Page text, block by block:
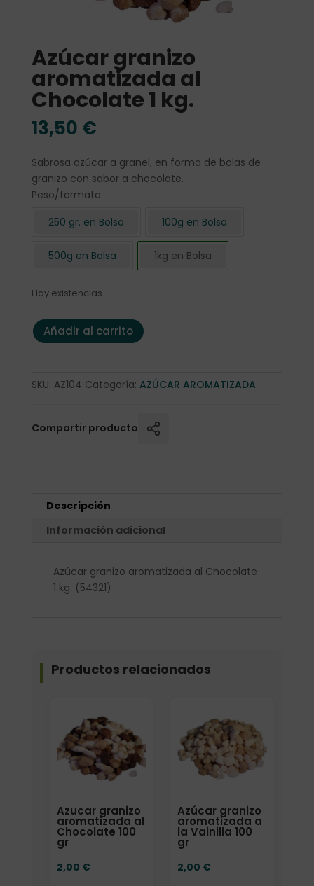
Azúcar granizo
aromatizada al
Chocolate 1 kg.
13,50 €
Sabrosa azúcar a granel, en forma de bolas de
granizo con sabor a chocolate.
Peso/formato
250 gr. en Bolsa
100g en Bolsa
500g en Bolsa 1kg en Bolsa
Hay existencias
Azúcar granizo aromatizada al Chocolate 1 kg. cantidad
Añadir al carrito
SKU: AZ104 Categoría: AZÚCAR AROMATIZADA
Compartir producto
Descripción
Información adicional
Azúcar granizo aromatizada al Chocolate
1 kg. (54321)
Productos relacionados
Azucar granizo
aromatizada al
Chocolate 100
gr
2,00 €
Azúcar granizo
aromatizada a
la Vainilla 100
gr
2,00 €